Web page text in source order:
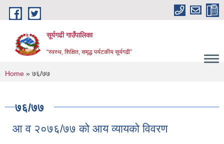
Skip to main content
सूर्यगढी गाउँपालिका
“स्वस्थ, शिक्षित, समृद्ध पर्यटकीय सूर्यगढी”
You are here
Home » ७६/७७
७६/७७
आ व २०७६/७७ को आय व्यायको विवरण